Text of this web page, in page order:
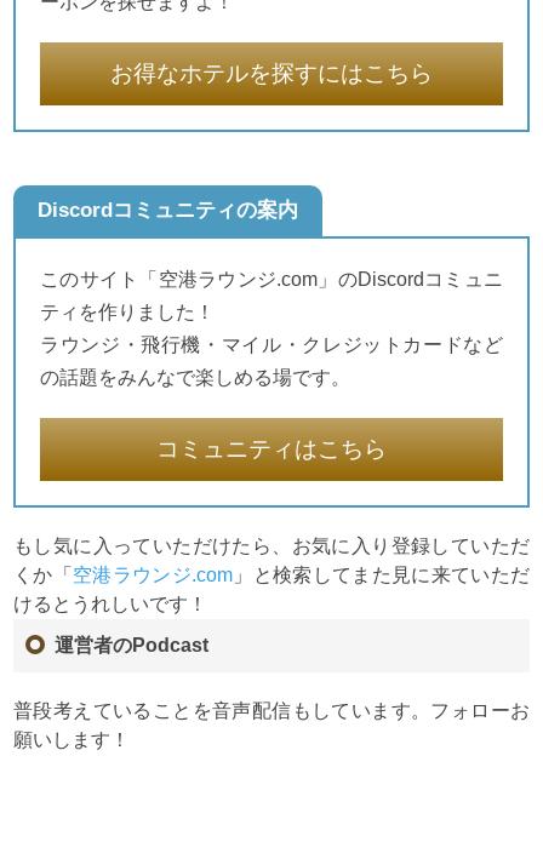
お得なホテルを探すにはこちら
Discordコミュニティの案内
このサイト「空港ラウンジ.com」のDiscordコミュニ
ティを作りました！
ラウンジ・飛行機・マイル・クレジットカードなど
の話題をみんなで楽しめる場です。
コミュニティはこちら
もし気に入っていただけたら、お気に入り登録していただ
くか「 空港ラウンジ.com 」と検索してまた見に来ていただ
けるとうれしいです！
運営者のPodcast
普段考えていることを音声配信もしています。フォローお
願いします！